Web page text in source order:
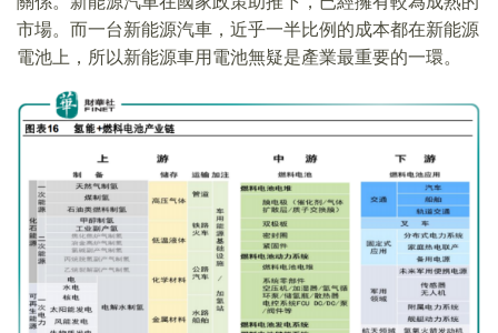
市場。而一台新能源汽車，近乎一半比例的成本都在新能源
電池上，所以新能源車用電池無疑是產業最重要的一環。